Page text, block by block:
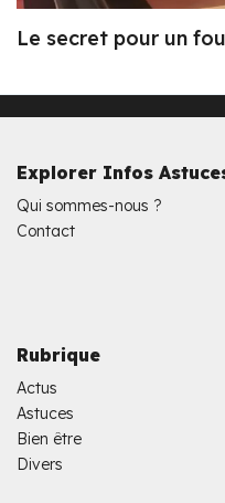
Le secret pour un
Explorer Infos
Qui sommes-nous ?
Contact
Rubrique
Actus
Astuces
Bien être
Divers